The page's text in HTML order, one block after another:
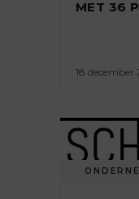
MET 36
18 december